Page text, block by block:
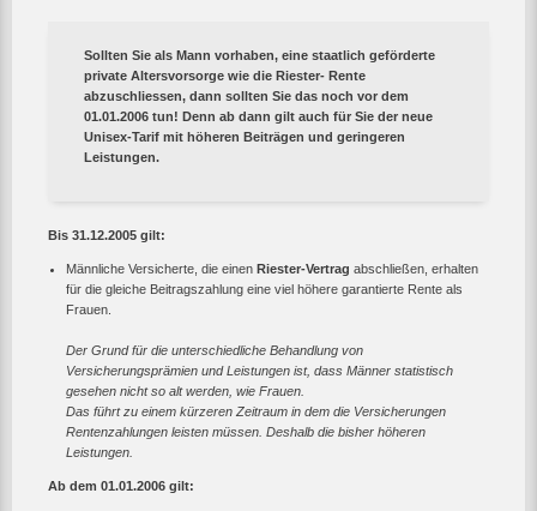
Sollten Sie als Mann vorhaben, eine staatlich geförderte
private Altersvorsorge wie die Riester- Rente
abzuschliessen, dann sollten Sie das noch vor dem
01.01.2006 tun! Denn ab dann gilt auch für Sie der neue
Unisex-Tarif mit höheren Beiträgen und geringeren
Leistungen.
Bis 31.12.2005 gilt:
Männliche Versicherte, die einen Riester-Vertrag abschließen, erhalten
für die gleiche Beitragszahlung eine viel höhere garantierte Rente als
Frauen.
Der Grund für die unterschiedliche Behandlung von
Versicherungsprämien und Leistungen ist, dass Männer statistisch
gesehen nicht so alt werden, wie Frauen.
Das führt zu einem kürzeren Zeitraum in dem die Versicherungen
Rentenzahlungen leisten müssen. Deshalb die bisher höheren
Leistungen.
Ab dem 01.01.2006 gilt: